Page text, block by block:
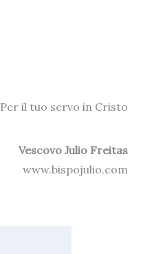
Per il tuo servo in Cristo
Vescovo Julio Freitas
www.bispojulio.com